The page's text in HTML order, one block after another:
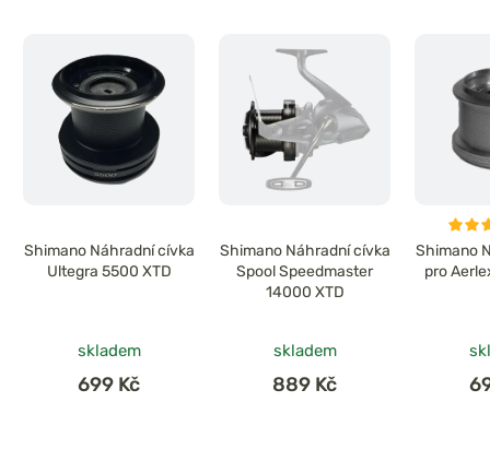
Shimano Náhradní cívka
Ultegra 5500 XTD
skladem
699 Kč
Shimano Náhradní cívka
Spool Speedmaster
14000 XTD
skladem
889 Kč
Shimano
pro